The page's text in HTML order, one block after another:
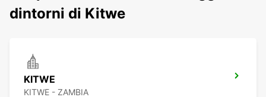
dintorni di Kitwe
KITWE
KITWE - ZAMBIA